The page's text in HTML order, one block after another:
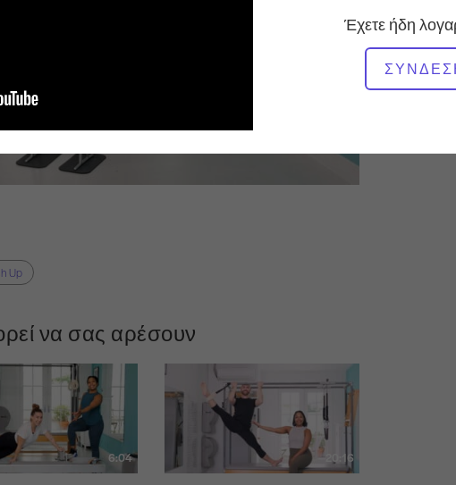
Έχετε ήδη
Up
να σας αρέσουν
6:04 20:16